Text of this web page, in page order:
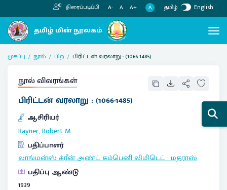
திரைப்படிப்பி A- A A+ A தமிழ் English
முகப்பு நூல் பிற பிரிட்டன் வரலாறு : (1066-1485)
நூல் விவரங்கள்
பிரிட்டன் வரலாறு : (1066-1485)
ஆசிரியர்
Rayner, Robert M.
பதிப்பாளர்
லாங்மன்ஸ் க்ரீன் அண்ட் கம்பெனி லிமிடெட்:மதராஸ்
பதிப்பு ஆண்டு
1939